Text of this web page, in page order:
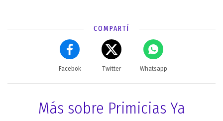
COMPARTÍ
Facebok Twitter Whatsapp
Más sobre Primicias Ya